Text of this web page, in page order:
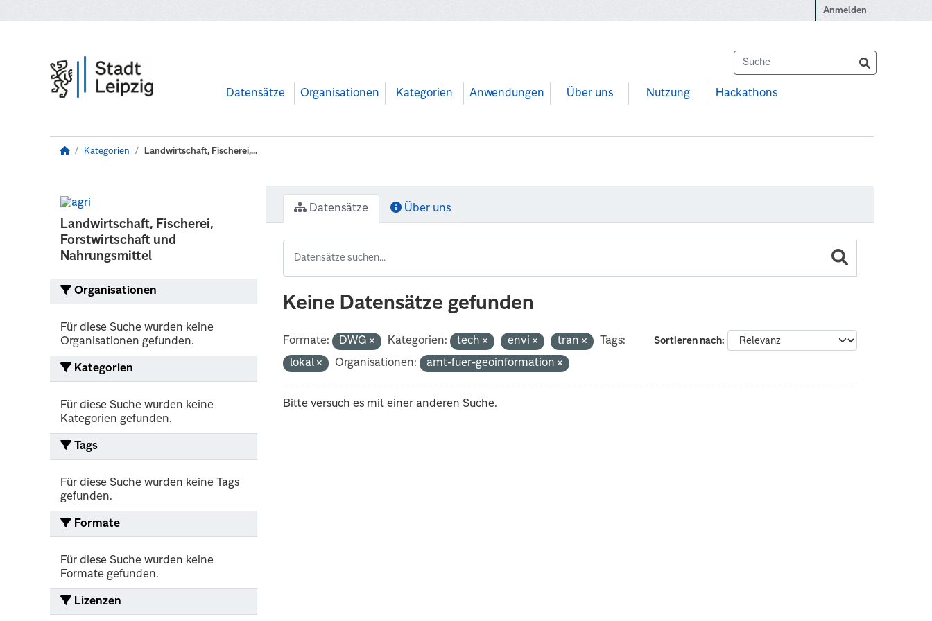
Anmelden
Datensätze Organisationen Kategorien Anwendungen Über uns Nutzung Hackathons
Kategorien Landwirtschaft, Fischerei,...
Landwirtschaft, Fischerei,
Forstwirtschaft und
Nahrungsmittel
Organisationen
Für diese Suche wurden keine
Organisationen gefunden.
Kategorien
Für diese Suche wurden keine
Kategorien gefunden.
Tags
Für diese Suche wurden keine Tags
gefunden.
Formate
Für diese Suche wurden keine
Formate gefunden.
Lizenzen
Datensätze Über uns
Keine Datensätze gefunden
Sortieren nach
Formate: DWG Kategorien: tech envi tran
Tags:
lokal
Organisationen: amt-fuer-geoinformation
Bitte versuch es mit einer anderen Suche.